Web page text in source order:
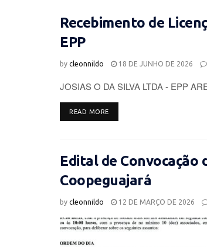
Recebimento de
EPP
by cleonnildo 18 DE JUNHO DE 2026
JOSIAS O DA SILVA LTDA - EPP
READ MOREDETAILS
Edital de Convocação
Coopeguajará
by cleonnildo 12 DE MARÇO DE 2026